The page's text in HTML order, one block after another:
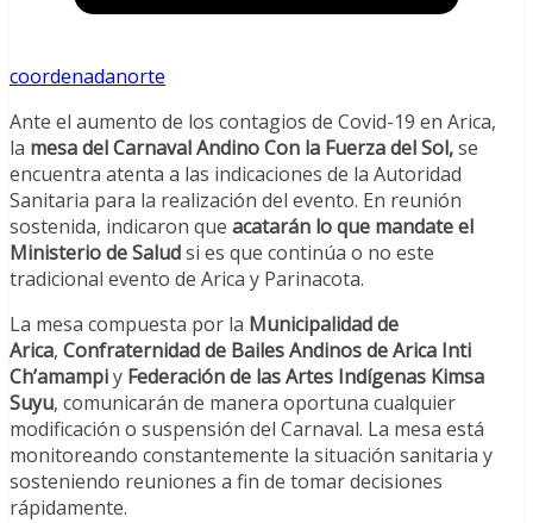
coordenadanorte
Ante el aumento de los contagios de Covid-19 en Arica,
la mesa del Carnaval Andino Con la Fuerza del Sol,se
encuentra atenta a las indicaciones de la Autoridad
Sanitaria para la realización del evento. En reunión
sostenida, indicaron que acatarán lo que mandate el
Ministerio de Saludsi es que continúa o no este
tradicional evento de Arica y Parinacota.
La mesa compuesta por la Municipalidad de
Arica, Confraternidad de Bailes Andinos de Arica Inti
Ch’amampiy Federación de las Artes Indígenas Kimsa
Suyu, comunicarán de manera oportuna cualquier
modificación o suspensión del Carnaval. La mesa está
monitoreando constantemente la situación sanitaria y
sosteniendo reuniones a fin de tomar decisiones
rápidamente.